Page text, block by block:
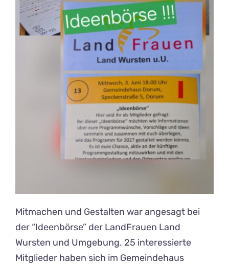
Mitmachen und Gestalten war angesagt bei
der “Ideenbörse” der LandFrauen Land
Wursten und Umgebung. 25 interessierte
Mitglieder haben sich im Gemeindehaus